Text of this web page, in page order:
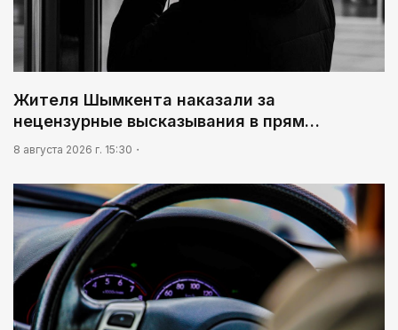
Жителя Шымкента наказали за
нецензурные высказывания в прям…
8 августа 2026 г. 15:30